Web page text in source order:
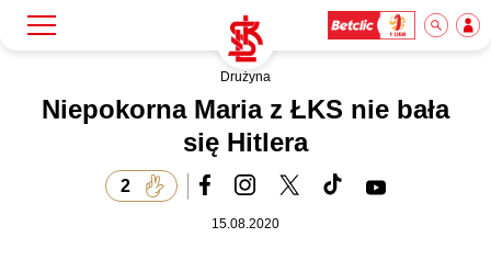
Klub
Drużyna
Niepokorna Maria z ŁKS nie bała
się Hitlera
2
15.08.2020